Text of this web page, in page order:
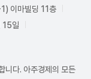
이마빌딩 11층
15일
니다. 아주경제의 모든